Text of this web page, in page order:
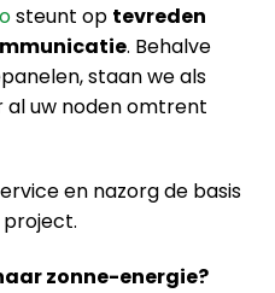
steunt op tevreden
. Behalve
staan we als
al uw noden omtrent
en nazorg de basis
zonne-energie?